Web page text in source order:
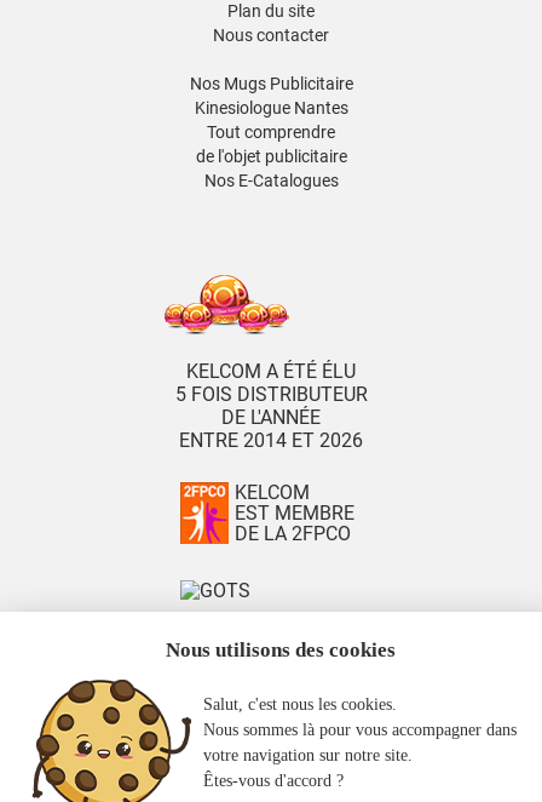
Plan du site
Nous contacter
Nos Mugs Publicitaire
Kinesiologue Nantes
Tout comprendre
de l'objet publicitaire
Nos E-Catalogues
KELCOM A ÉTÉ ÉLU
5 FOIS DISTRIBUTEUR
DE L'ANNÉE
ENTRE 2014 ET 2026
KELCOM
EST MEMBRE
DE LA 2FPCO
Créé parKelCom
Nous utilisons des cookies
Salut, c'est nous les cookies.
Nous sommes là pour vous accompagner dans
votre navigation sur notre site.
Êtes-vous d'accord ?